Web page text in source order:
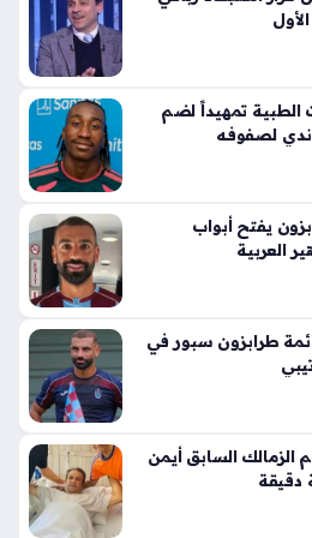
في القاهرة لمتابعة…
الطبية تمهيداً لضم
لصفوفه
يفتح أبواب
العربية
طرابزون سبور في
الزمالك السابق أيمن
دقيقة